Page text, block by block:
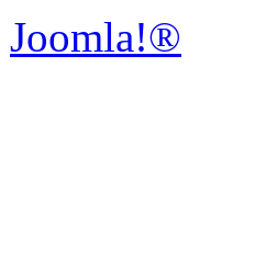
Joomla!®